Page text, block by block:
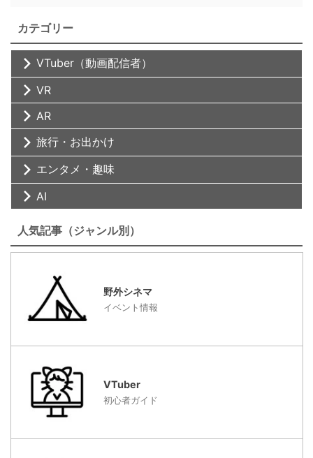
カテゴリー
VTuber（動画配信者）
VR
AR
旅行・お出かけ
エンタメ・趣味
AI
人気記事（ジャンル別）
野外シネマ
イベント情報
VTuber
初心者ガイド